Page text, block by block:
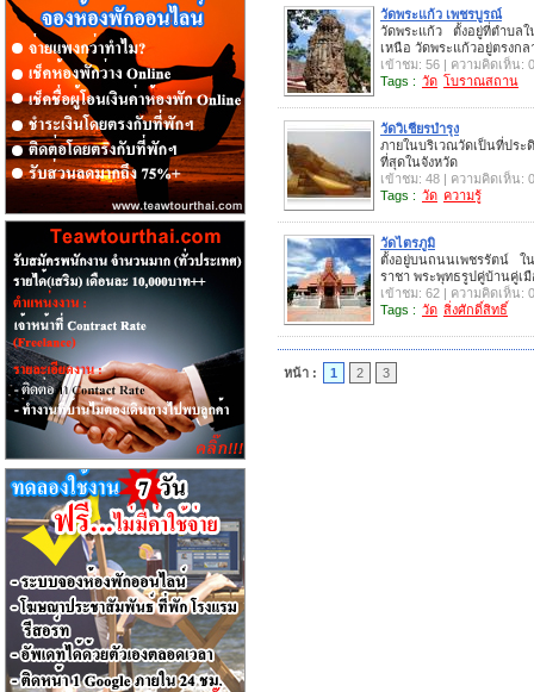
วัดพระแก้ว เพชรบูรณ์
วัดพระแก้ว ตั้งอยู่ที่ตำบลใ
เหนือ วัดพระแก้วอยู่ตรงกล
เข้าชม: 56 | ความคิดเห็น: 0
Tags : วัด โบราณสถาน
วัดวิเชียรบำรุง
ภายในบริเวณวัดเป็นที่ประ
ที่สุดในจังหวัด
เข้าชม: 48 | ความคิดเห็น: 0
Tags : วัด ความรู้
วัดไตรภูมิ
ตั้งอยู่บนถนนเพชรรัตน์ ใ
ราชา พระพุทธรูปคู่บ้านคู่เมื
เข้าชม: 62 | ความคิดเห็น: 0
Tags : วัด สิ่งศักดิ์สิทธิ์
หน้า : 1 2 3